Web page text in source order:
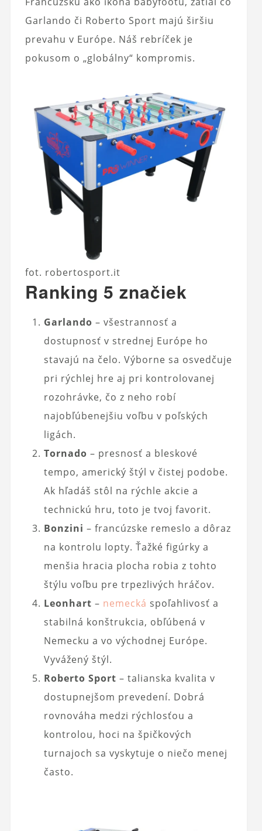
Garlando či Roberto Sport majú širšiu
prevahu v Európe. Náš rebríček je
pokusom o „globálny“ kompromis.
fot. robertosport.it
Ranking 5 značiek
Garlando – všestrannosť a
dostupnosť v strednej Európe ho
stavajú na čelo. Výborne sa osvedčuje
pri rýchlej hre aj pri kontrolovanej
rozohrávke, čo z neho robí
najobľúbenejšiu voľbu v poľských
ligách.
Tornado – presnosť a bleskové
tempo, americký štýl v čistej podobe.
Ak hľadáš stôl na rýchle akcie a
technickú hru, toto je tvoj favorit.
Bonzini – francúzske remeslo a dôraz
na kontrolu lopty. Ťažké figúrky a
menšia hracia plocha robia z tohto
štýlu voľbu pre trpezlivých hráčov.
Leonhart – nemecká spoľahlivosť a
stabilná konštrukcia, obľúbená v
Nemecku a vo východnej Európe.
Vyvážený štýl.
Roberto Sport – talianska kvalita v
dostupnejšom prevedení. Dobrá
rovnováha medzi rýchlosťou a
kontrolou, hoci na špičkových
turnajoch sa vyskytuje o niečo menej
často.